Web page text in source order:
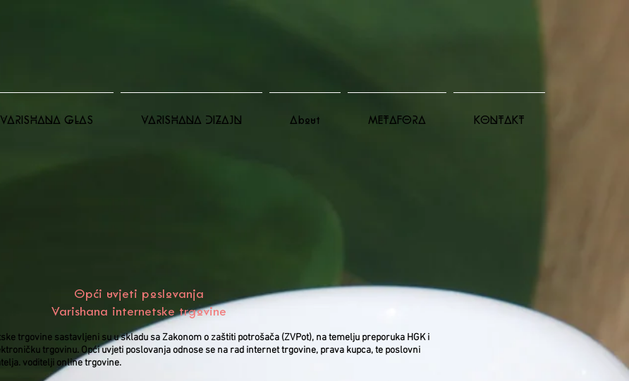
VARISHANA GLAS VARISHANA DIZAJN About METAFORA KONTAKT
Opći uvjeti poslovanja
Varishana internetske trgovine
trgovine sastavljeni su u skladu sa Zakonom o zaštiti potrošača (ZVPot), na temelju preporuka HGK i
trgovinu. Opći uvjeti poslovanja odnose se na rad internet trgovine, prava kupca, te poslovni
voditelji online trgovine.